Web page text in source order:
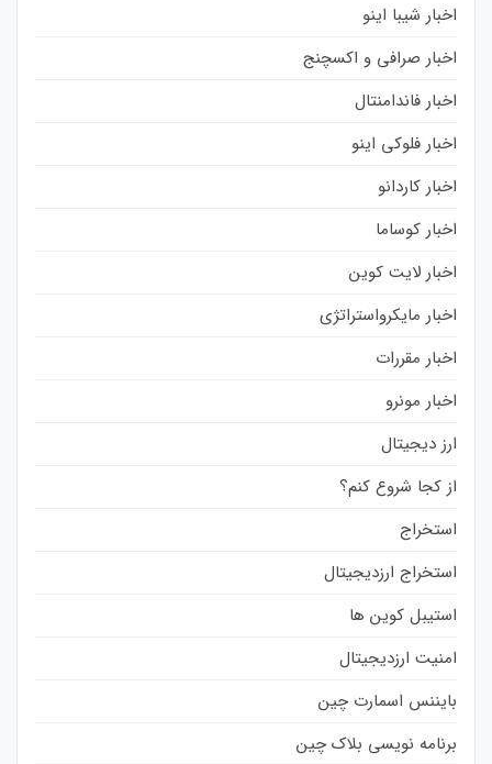
اخبار شیبا اینو
اخبار صرافی و اکسچنج
اخبار فاندامنتال
اخبار فلوکی اینو
اخبار کاردانو
اخبار کوساما
اخبار لایت کوین
اخبار مایکرواستراتژی
اخبار مقررات
اخبار مونرو
ارز دیجیتال
از کجا شروع کنم؟
استخراج
استخراج ارزدیجیتال
استیبل کوین ها
امنیت ارزدیجیتال
بایننس اسمارت چین
برنامه نویسی بلاک چین